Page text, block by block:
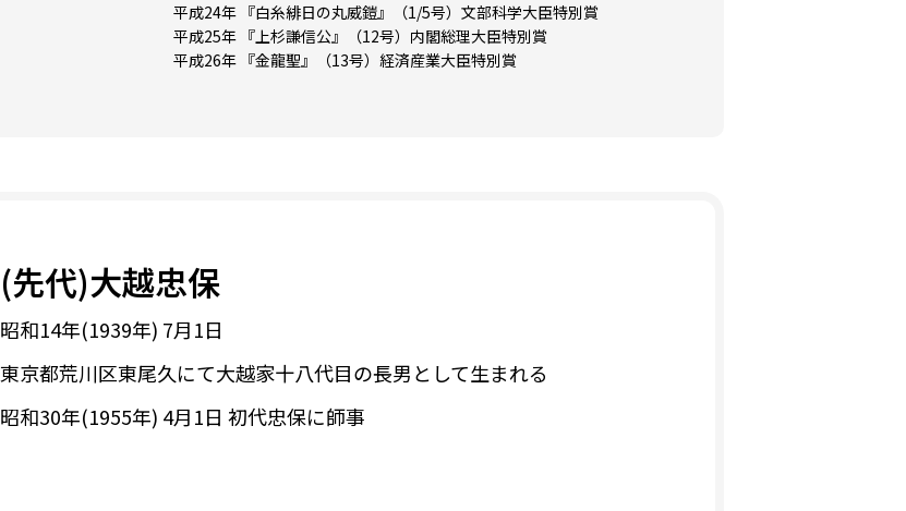
平成24年 『白糸緋日の丸威鎧』（1/5号）文部科学大臣特別賞
平成25年 『上杉謙信公』（12号）内閣総理大臣特別賞
平成26年 『金龍聖』（13号）経済産業大臣特別賞
(先代)大越忠保
昭和14年(1939年) 7月1日
東京都荒川区東尾久にて大越家十八代目の長男として生まれる
昭和30年(1955年) 4月1日 初代忠保に師事